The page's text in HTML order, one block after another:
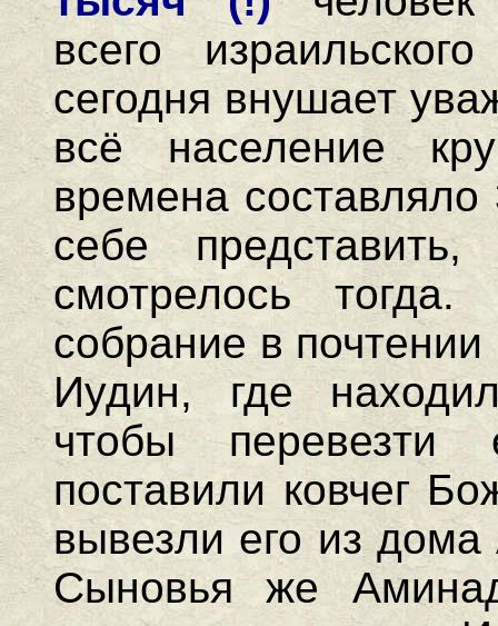
всего
сегодня внушает
всё население
времена
себе
смотрелось
собрание в
Иудин, где
чтобы
поставили ковчег
вывезли его из
Сыновья же